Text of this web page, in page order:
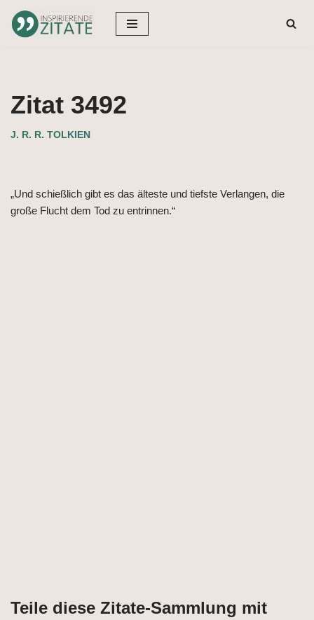
Zum
Zitat 3492
J. R. R. TOLKIEN
„Und schießlich gibt es das älteste und tiefste Verlangen, die
große Flucht dem Tod zu entrinnen.“
Teile diese Zitate-Sammlung mit